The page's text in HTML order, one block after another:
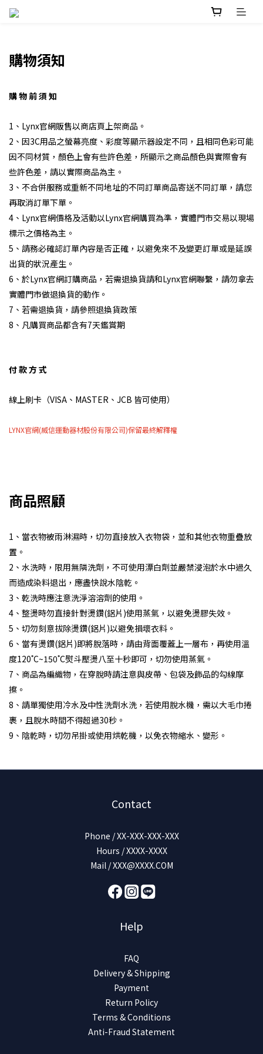
購物須知
購 物 前 須 知
1、Lynx官網販售以商店頁上架商品。
2、因3C用品之螢幕亮度、彩度等顯示器設定不同，且相同色彩可能
因不同材質，顏色上會有些許色差，所顯示之商品顏色與實際會有
些許色差，請以實際商品為主。
3、不合併服務或重新不同地址的不同訂單商品寄送不同訂單，請您
再取消訂單下單。
4、Lynx官網價格及活動以Lynx官網購買為準，實體門市交易以現場
標示之價格為主。
5、請務必確認訂單內容是否正確，以避免來不及變更訂單或是延誤
出貨的狀況產生。
6、於Lynx官網訂購商品，若需退換貨請和Lynx官網聯繫，請勿拿去
實體門市做退換貨的動作。
7、若需退換貨，請參照退換貨政策
8、凡購買商品都含有7天鑑賞期
付 款 方 式
線上刷卡（VISA、MASTER、JCB 皆可使用）
LYNX官網(威信運動器材股份有限公司)保留最終解釋權
商品照顧
1、當衣物被雨淋濕時，切勿直接放入衣物袋，並和其他衣物重疊放
置。
2、水洗時，限用無隣洗劑，不可使用漂白劑並嚴禁浸泡於水中過久
而造成染料退出，應盡快說水陰乾。
3、乾洗時應注意洗淨溶溶劑的使用。
4、整燙時勿直接針對燙鑽(鋁片)使用蒸氣，以避免燙膠失效。
5、切勿刻意拔除燙鑽(鋁片)以避免損壞衣料。
6、當有燙鑽(鋁片)即將脫落時，請由背面覆蓋上一層布，再使用溫
度120˚C~150˚C熨斗壓燙八至十秒即可，切勿使用蒸氣。
7、商品為編織物，在穿脫時請注意與皮帶、包袋及飾品的勾線摩
擦。
8、請單獨使用冷水及中性洗劑水洗，若使用脫水機，需以大毛巾捲
裹，且脫水時間不得超過30秒。
9、陰乾時，切勿吊掛或使用烘乾機，以免衣物縮水、變形。
Contact
Phone / XX-XXX-XXX-XXX
Hours / XXXX-XXXX
Mail / XXX@XXXX.COM
Help
FAQ
Delivery & Shipping
Payment
Return Policy
Terms & Conditions
Anti-Fraud Statement